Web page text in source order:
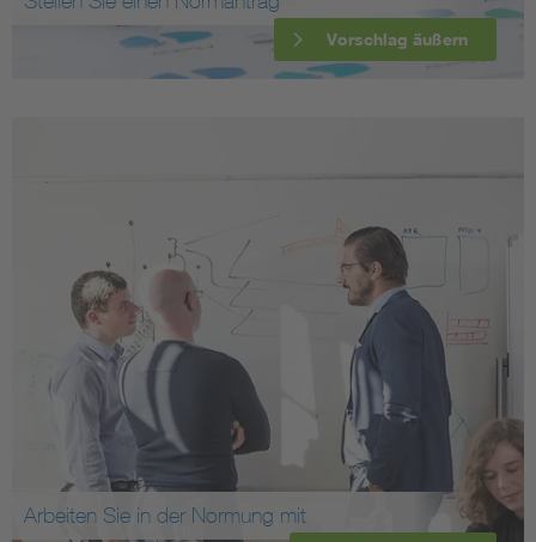
Vorschlag äußern
Arbeiten Sie in der Normung mit